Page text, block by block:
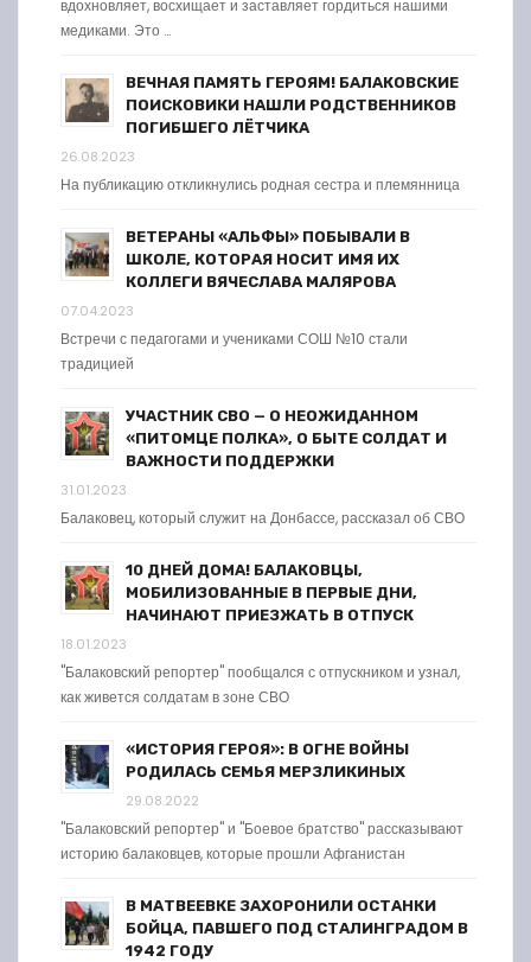
вдохновляет, восхищает и заставляет гордиться нашими
медиками. Это …
ВЕЧНАЯ ПАМЯТЬ ГЕРОЯМ! БАЛАКОВСКИЕ
ПОИСКОВИКИ НАШЛИ РОДСТВЕННИКОВ
ПОГИБШЕГО ЛЁТЧИКА
26.08.2023
На публикацию откликнулись родная сестра и племянница
ВЕТЕРАНЫ «АЛЬФЫ» ПОБЫВАЛИ В
ШКОЛЕ, КОТОРАЯ НОСИТ ИМЯ ИХ
КОЛЛЕГИ ВЯЧЕСЛАВА МАЛЯРОВА
07.04.2023
Встречи с педагогами и учениками СОШ №10 стали
традицией
УЧАСТНИК СВО — О НЕОЖИДАННОМ
«ПИТОМЦЕ ПОЛКА», О БЫТЕ СОЛДАТ И
ВАЖНОСТИ ПОДДЕРЖКИ
31.01.2023
Балаковец, который служит на Донбассе, рассказал об СВО
10 ДНЕЙ ДОМА! БАЛАКОВЦЫ,
МОБИЛИЗОВАННЫЕ В ПЕРВЫЕ ДНИ,
НАЧИНАЮТ ПРИЕЗЖАТЬ В ОТПУСК
18.01.2023
"Балаковский репортер" пообщался с отпускником и узнал,
как живется солдатам в зоне СВО
«ИСТОРИЯ ГЕРОЯ»: В ОГНЕ ВОЙНЫ
РОДИЛАСЬ СЕМЬЯ МЕРЗЛИКИНЫХ
29.08.2022
"Балаковский репортер" и "Боевое братство" рассказывают
историю балаковцев, которые прошли Афганистан
В МАТВЕЕВКЕ ЗАХОРОНИЛИ ОСТАНКИ
БОЙЦА, ПАВШЕГО ПОД СТАЛИНГРАДОМ В
1942 ГОДУ